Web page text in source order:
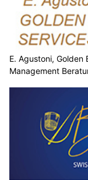
E. Agustoni, Golden
Management